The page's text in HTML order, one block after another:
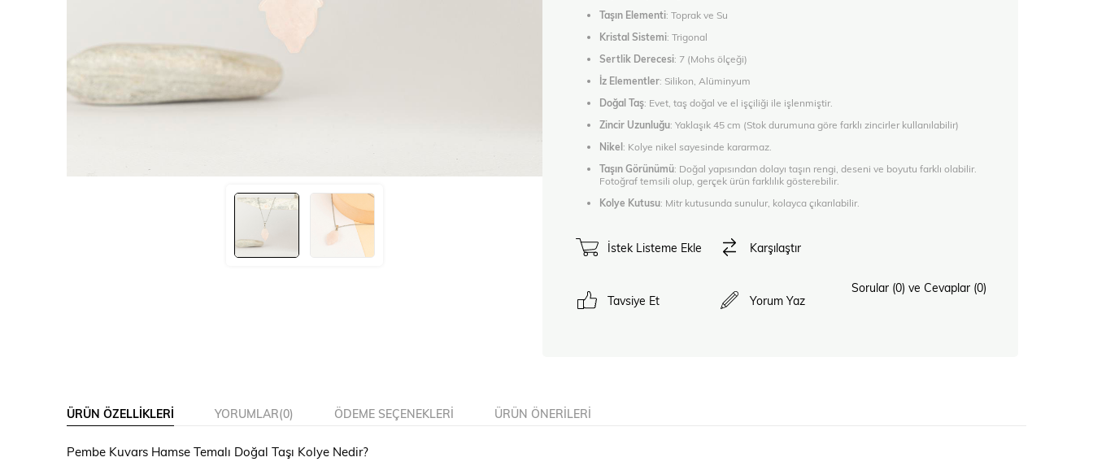
Taşın Elementi: Toprak ve Su
Kristal Sistemi: Trigonal
Sertlik Derecesi: 7 (Mohs ölçeği)
İz Elementler: Silikon, Alüminyum
Doğal Taş: Evet, taş doğal ve el işçiliği ile işlenmiştir.
Zincir Uzunluğu: Yaklaşık 45 cm (Stok durumuna göre farklı zincirler kullanılabilir)
Nikel: Kolye nikel sayesinde kararmaz.
Taşın Görünümü: Doğal yapısından dolayı taşın rengi, deseni ve boyutu farklı olabilir.
Fotoğraf temsili olup, gerçek ürün farklılık gösterebilir.
Kolye Kutusu: Mitr kutusunda sunulur, kolayca çıkarılabilir.
İstek Listeme Ekle Karşılaştır
Tavsiye Et Yorum Yaz
Sorular (0) ve Cevaplar (0)
ÜRÜN ÖZELLIKLERI YORUMLAR(0) ÖDEME SEÇENEKLERI ÜRÜN ÖNERILERI
Pembe Kuvars Hamse Temalı Doğal Taşı Kolye Nedir?